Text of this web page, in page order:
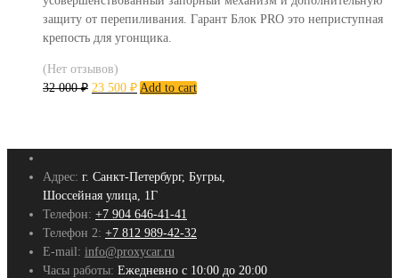
защиту от перепиливания. Гарант Блок PRO это неприступная
крепость для угонщика.
(Нет отзывов)
32 000₽ 23 500 ₽ Add to cart
Адрес: г. Санкт-Петербург, Бугры,
Шоссейная улица, 1Г
Телефон: +7 904 646-41-41
Телефон 2: +7 812 989-42-32
E-mail: info@proxycar.ru
Часы работы: Ежедневно с 10:00 до 20:00